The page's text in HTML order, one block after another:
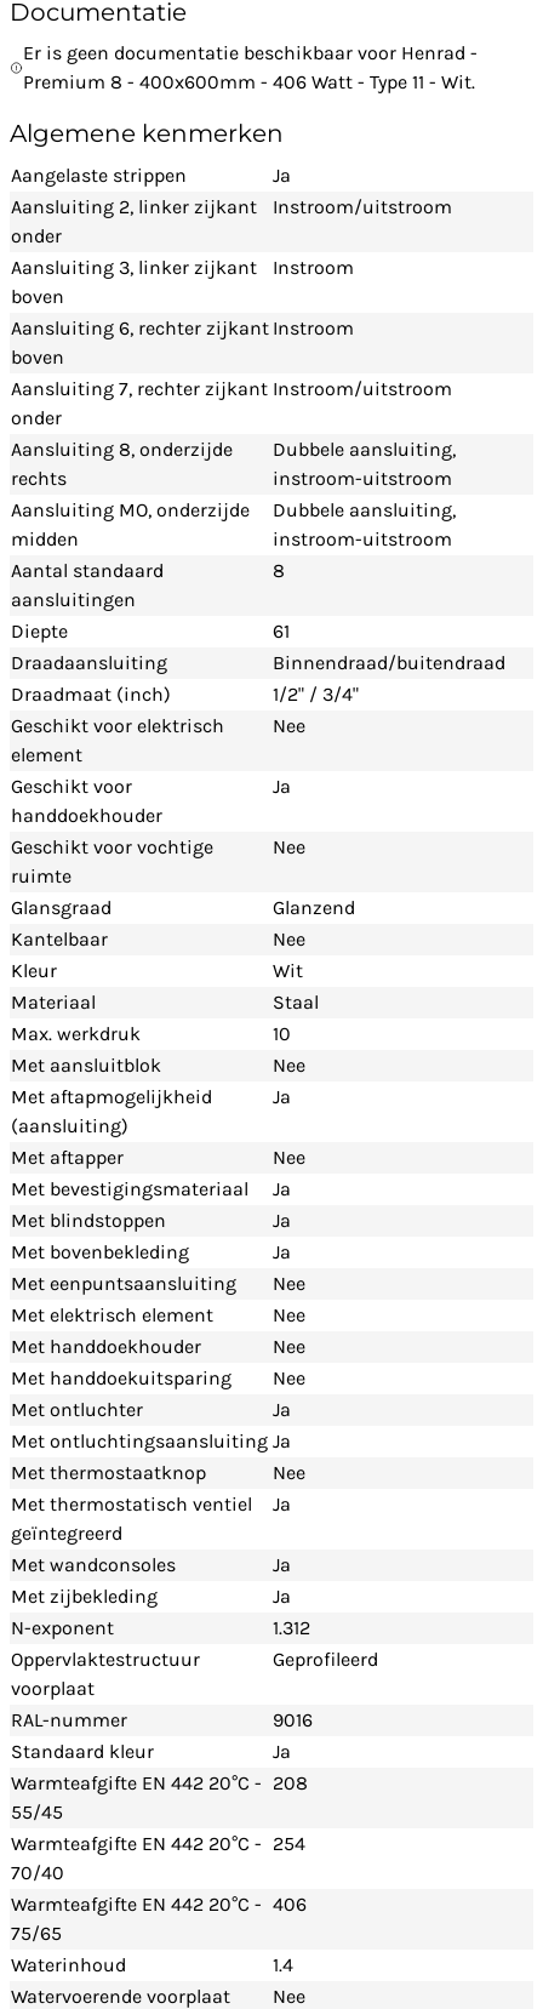
Documentatie
Er is geen documentatie beschikbaar voor Henrad -
Premium 8 - 400x600mm - 406 Watt - Type 11 - Wit.
Algemene kenmerken
Aangelaste strippen
Ja
Aansluiting 2, linker zijkant
onder
Instroom/uitstroom
Aansluiting 3, linker zijkant
boven
Instroom
Aansluiting 6, rechter zijkant
boven
Instroom
Aansluiting 7, rechter zijkant
onder
Instroom/uitstroom
Aansluiting 8, onderzijde
rechts
Dubbele aansluiting,
instroom-uitstroom
Aansluiting MO, onderzijde
midden
Dubbele aansluiting,
instroom-uitstroom
Aantal standaard
aansluitingen
8
Diepte
61
Draadaansluiting
Binnendraad/buitendraad
Draadmaat (inch)
1/2" / 3/4"
Geschikt voor elektrisch
element
Nee
Geschikt voor
handdoekhouder
Ja
Geschikt voor vochtige
ruimte
Nee
Glansgraad
Glanzend
Kantelbaar
Nee
Kleur
Wit
Materiaal
Staal
Max. werkdruk
10
Met aansluitblok
Nee
Met aftapmogelijkheid
(aansluiting)
Ja
Met aftapper
Nee
Met bevestigingsmateriaal
Ja
Met blindstoppen
Ja
Met bovenbekleding
Ja
Met eenpuntsaansluiting
Nee
Met elektrisch element
Nee
Met handdoekhouder
Nee
Met handdoekuitsparing
Nee
Met ontluchter
Ja
Met ontluchtingsaansluiting Ja
Met thermostaatknop
Nee
Met thermostatisch ventiel
geïntegreerd
Ja
Met wandconsoles
Ja
Met zijbekleding
Ja
N-exponent
1.312
Oppervlaktestructuur
voorplaat
Geprofileerd
RAL-nummer
9016
Standaard kleur
Ja
Warmteafgifte EN 442 20°C -
55/45
208
Warmteafgifte EN 442 20°C -
70/40
254
Warmteafgifte EN 442 20°C -
75/65
406
Waterinhoud
1.4
Watervoerende voorplaat
Nee